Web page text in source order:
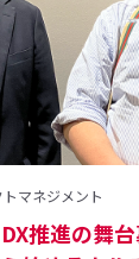
マネジメント
推進の舞